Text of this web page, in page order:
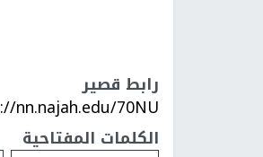
رابط قصير
nn.najah.edu/70NU/
الكلمات المفتاحية